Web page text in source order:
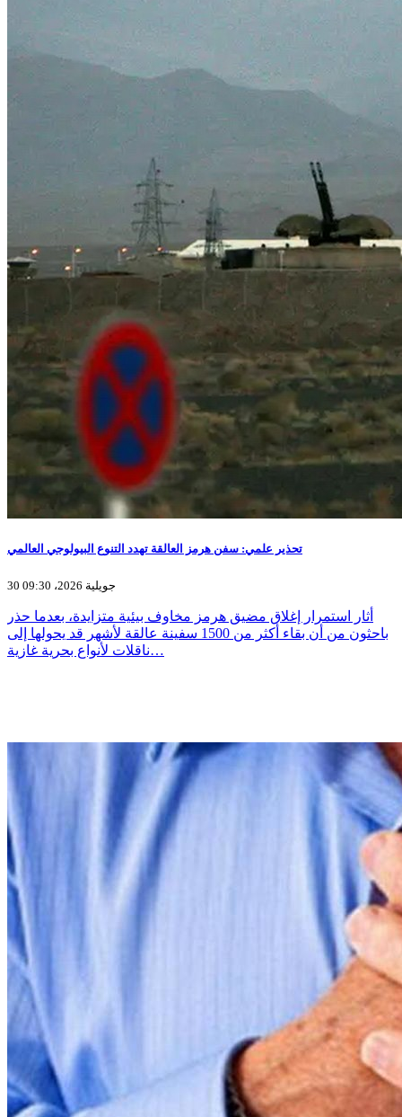
تحذير علمي: سفن هرمز العالقة تهدد التنوع البيولوجي العالمي
30 جويلية 2026، 09:30
أثار استمرار إغلاق مضيق هرمز مخاوف بيئية متزايدة، بعدما حذر
باحثون من أن بقاء أكثر من 1500 سفينة عالقة لأشهر قد يحولها إلى
ناقلات لأنواع بحرية غازية…